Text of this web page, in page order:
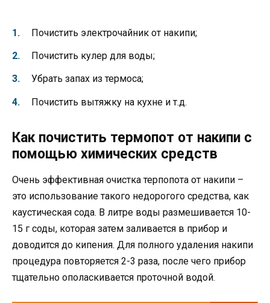
Почистить электрочайник от накипи;
Почистить кулер для воды;
Убрать запах из термоса;
Почистить вытяжку на кухне и т.д.
Как почистить термопот от накипи с
помощью химических средств
Очень эффективная очистка терпопота от накипи –
это использование такого недорогого средства, как
каустическая сода. В литре воды размешивается 10-
15 г соды, которая затем заливается в прибор и
доводится до кипения. Для полного удаления накипи
процедура повторяется 2-3 раза, после чего прибор
тщательно ополаскивается проточной водой.